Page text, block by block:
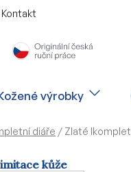
Kontakt
výrobky
diáře / Zlaté
kůže